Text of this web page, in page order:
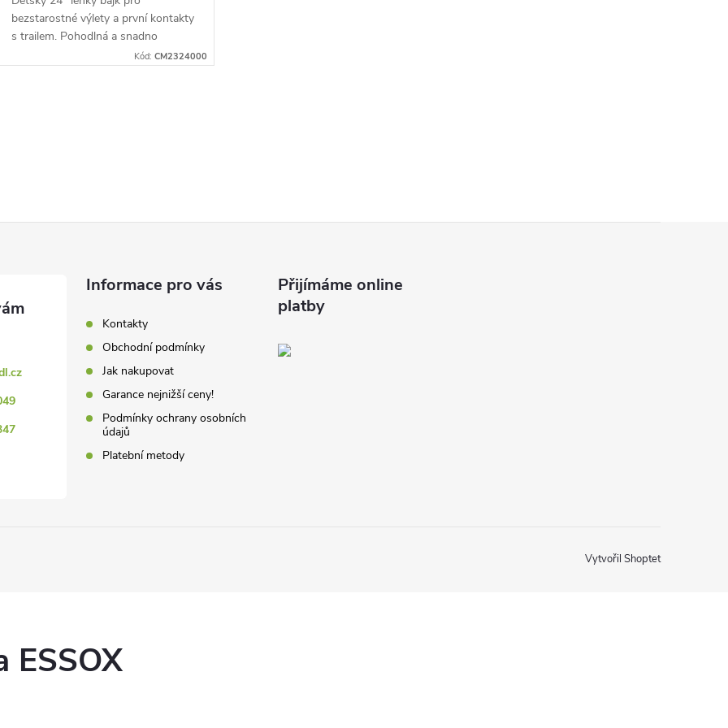
bezstarostné výlety a první kontakty
s trailem. Pohodlná a snadno
ovladatelná Junior Trail geometrie
Kód:CM2324000
Informace pro vás
Kontakty
Obchodní podmínky
Jak nakupovat
Garance nejnižší ceny!
Podmínky ochrany osobních
údajů
Platební metody
Přijímáme online
platby
Vytvořil Shoptet
ESSOX